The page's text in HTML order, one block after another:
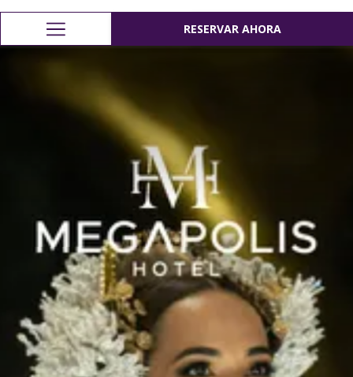
RESERVAR AHORA
Hamburger
Menu
RESERVAR AHORA